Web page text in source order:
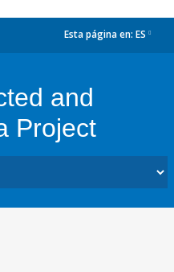
Esta página en: ES
and
Project